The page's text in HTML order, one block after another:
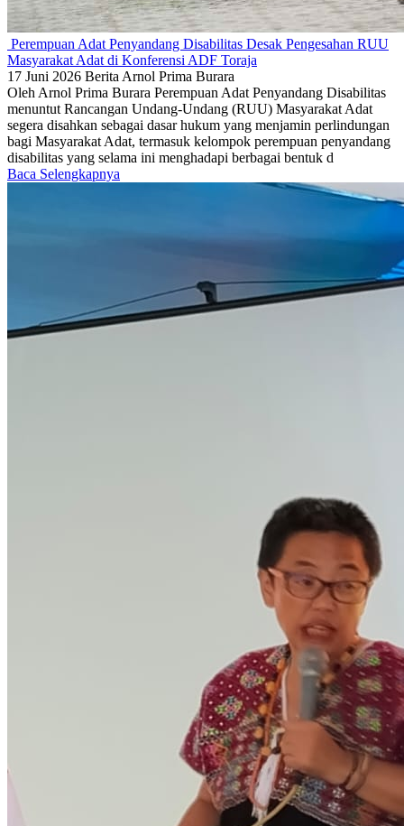
Perempuan Adat Penyandang Disabilitas Desak Pengesahan RUU
Masyarakat Adat di Konferensi ADF Toraja
17 Juni 2026 Berita Arnol Prima Burara
Oleh Arnol Prima Burara Perempuan Adat Penyandang Disabilitas
menuntut Rancangan Undang-Undang (RUU) Masyarakat Adat
segera disahkan sebagai dasar hukum yang menjamin perlindungan
bagi Masyarakat Adat, termasuk kelompok perempuan penyandang
disabilitas yang selama ini menghadapi berbagai bentuk d
Baca Selengkapnya